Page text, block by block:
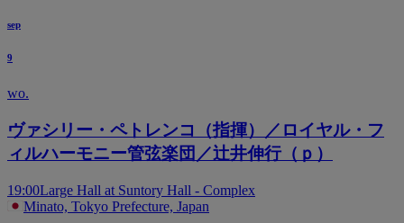
sep
9
wo.
ヴァシリー・ペトレンコ（指揮）／ロイヤル・フ
ィルハーモニー管弦楽団／辻井伸行（ｐ）
19:00Large Hall at Suntory Hall - Complex
Minato, Tokyo Prefecture, Japan